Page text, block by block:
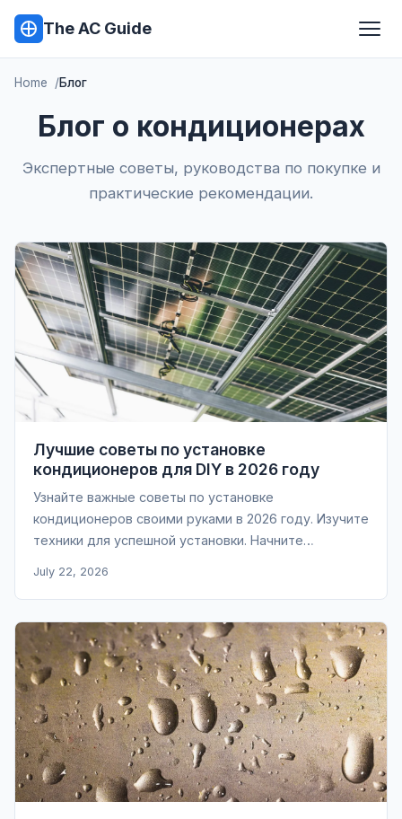
The AC Guide
Home Блог
Блог о кондиционерах
Экспертные советы, руководства по покупке и
практические рекомендации.
Лучшие советы по установке
кондиционеров для DIY в 2026 году
Узнайте важные советы по установке
кондиционеров своими руками в 2026 году. Изучите
техники для успешной установки. Начните
July 22, 2026